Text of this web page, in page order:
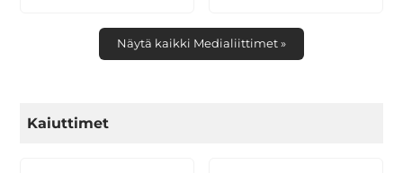
Näytä kaikki Medialiittimet »
Kaiuttimet